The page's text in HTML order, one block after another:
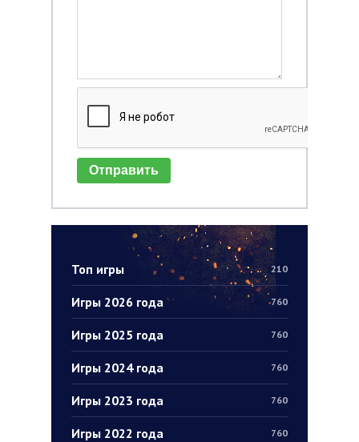
Топ игры 210
Игры 2026 года 760
Игры 2025 года 760
Игры 2024 года 760
Игры 2023 года 760
Игры 2022 года 760
Отправить